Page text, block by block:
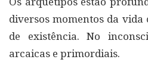
diversos momentos da vida
de existência. No
arcaicas e primordiais.